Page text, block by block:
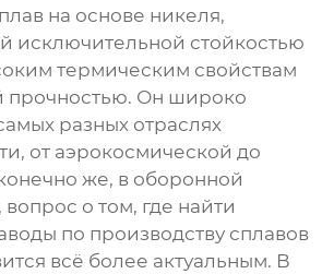
на основе никеля,
исключительной стойкостью
термическим свойствам
прочностью. Он широко
разных отраслях
от аэрокосмической до
же, в оборонной
о том, где найти
по производству сплавов
всё более актуальным. В